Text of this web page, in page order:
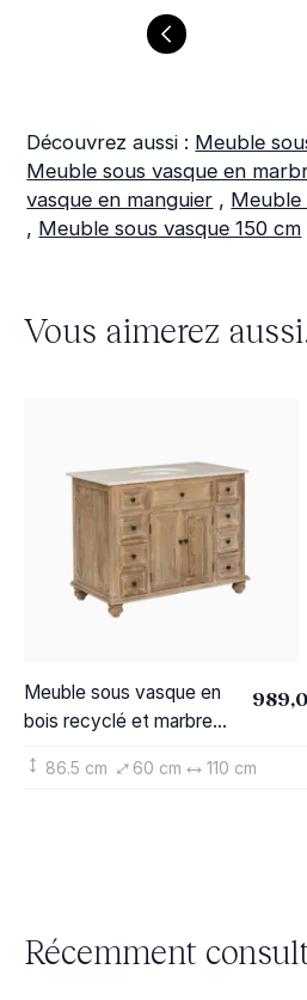
Découvrez aussi : Meuble
Meuble sous vasque en
vasque en manguier , Meuble
, Meuble sous vasque 150 cm
Vous aimerez
Meuble sous vasque en
bois recyclé et marbre
86.5 cm 60 cm 110 cm
Récemment